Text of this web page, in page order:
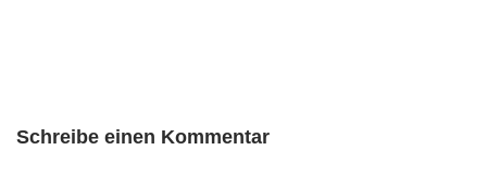
Schreibe einen Kommentar